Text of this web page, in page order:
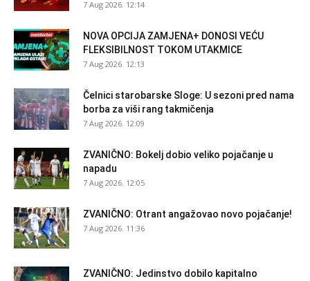
7 Aug 2026. 12:14
NOVA OPCIJA ZAMJENA+ DONOSI VEĆU
FLEKSIBILNOST TOKOM UTAKMICE
7 Aug 2026. 12:13
Čelnici starobarske Sloge: U sezoni pred nama
borba za viši rang takmičenja
7 Aug 2026. 12:09
ZVANIČNO: Bokelj dobio veliko pojačanje u
napadu
7 Aug 2026. 12:05
ZVANIČNO: Otrant angažovao novo pojačanje!
7 Aug 2026. 11:36
ZVANIČNO: Jedinstvo dobilo kapitalno